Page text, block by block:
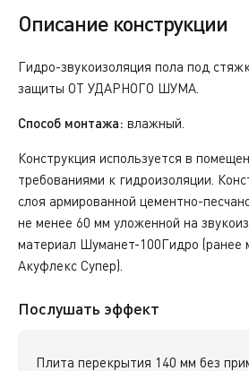
Описание конструкции
Гидро-звукоизоляция пола под
защиты ОТ УДАРНОГО ШУМА.
Способ монтажа: влажный.
Конструкция используется в
требованиями к гидроизоляции.
слоя армированной цементно-
не менее 60 мм уложенной на
материал Шуманет-100Гидро (ранее
Акуфлекс Супер).
Послушать эффект
Плита перекрытия 140 мм без